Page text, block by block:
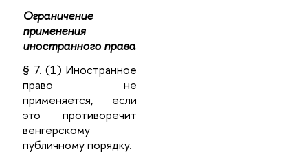
Ограничение
применения
иностранного права
§ 7. (1) Иностранное
право не
применяется, если
это противоречит
венгерскому
публичному порядку.